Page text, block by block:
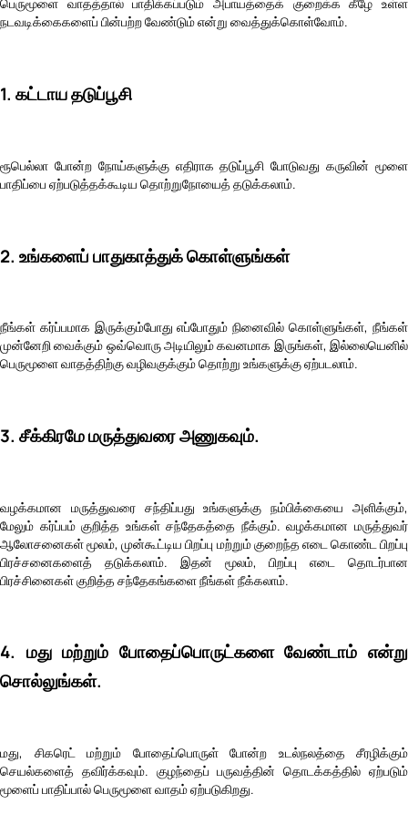
பெருமூளை வாதத்தால் பாதிக்கப்படும் அபாயத்தைக் குறைக்க கீழே உள்ள
நடவடிக்கைகளைப் பின்பற்ற வேண்டும் என்று வைத்துக்கொள்வோம்.
1. கட்டாய தடுப்பூசி
ரூபெல்லா போன்ற நோய்களுக்கு எதிராக தடுப்பூசி போடுவது கருவின் மூளை
பாதிப்பை ஏற்படுத்தக்கூடிய தொற்றுநோயைத் தடுக்கலாம்.
2. உங்களைப் பாதுகாத்துக் கொள்ளுங்கள்
நீங்கள் கர்ப்பமாக இருக்கும்போது எப்போதும் நினைவில் கொள்ளுங்கள், நீங்கள்
முன்னேறி வைக்கும் ஒவ்வொரு அடியிலும் கவனமாக இருங்கள், இல்லையெனில்
பெருமூளை வாதத்திற்கு வழிவகுக்கும் தொற்று உங்களுக்கு ஏற்படலாம்.
3. சீக்கிரமே மருத்துவரை அணுகவும்.
வழக்கமான மருத்துவரை சந்திப்பது உங்களுக்கு நம்பிக்கையை அளிக்கும்,
மேலும் கர்ப்பம் குறித்த உங்கள் சந்தேகத்தை நீக்கும். வழக்கமான மருத்துவர்
ஆலோசனைகள் மூலம், முன்கூட்டிய பிறப்பு மற்றும் குறைந்த எடை கொண்ட பிறப்பு
பிரச்சனைகளைத் தடுக்கலாம். இதன் மூலம், பிறப்பு எடை தொடர்பான
பிரச்சினைகள் குறித்த சந்தேகங்களை நீங்கள் நீக்கலாம்.
4. மது மற்றும் போதைப்பொருட்களை வேண்டாம் என்று
சொல்லுங்கள்.
மது, சிகரெட் மற்றும் போதைப்பொருள் போன்ற உடல்நலத்தை சீரழிக்கும்
செயல்களைத் தவிர்க்கவும். குழந்தைப் பருவத்தின் தொடக்கத்தில் ஏற்படும்
மூளைப் பாதிப்பால் பெருமூளை வாதம் ஏற்படுகிறது.